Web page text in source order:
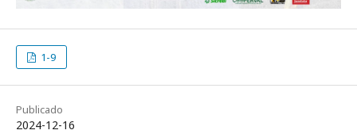
1-9
Publicado
2024-12-16